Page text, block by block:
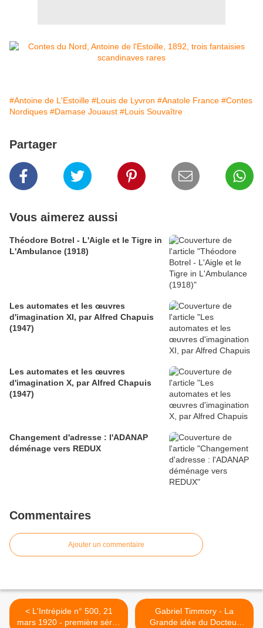
#Antoine de L'Estoille #Louis de Lyvron #Anatole France #Contes
Nordiques #Damase Jouaust #Louis Souvaître
Partager
Vous aimerez aussi
Théodore Botrel - L'Aigle et le Tigre in
L'Ambulance (1918)
Les automates et les œuvres
d'imagination XI, par Alfred Chapuis
(1947)
Les automates et les œuvres
d'imagination X, par Alfred Chapuis
(1947)
Changement d'adresse : l'ADANAP
déménage vers REDUX
Commentaires
Ajouter un commentaire
< L'Intrépide n° 500, 21
mars 1920 - première série,
Gabriel Timmory - La
Grande idée du Docteur